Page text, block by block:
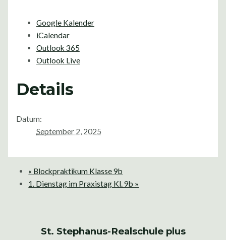
Google Kalender
iCalendar
Outlook 365
Outlook Live
Details
Datum:
September 2, 2025
« Blockpraktikum Klasse 9b
1. Dienstag im Praxistag Kl. 9b »
St. Stephanus-Realschule plus